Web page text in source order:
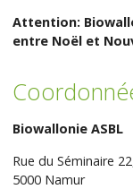
Attention:
entre Noël et
Biowallonie ASBL
Rue du Séminaire
5000 Namur